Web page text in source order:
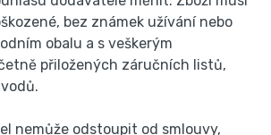
bez známek užívání nebo
obalu a s veškerým
přiložených záručních listů,
nemůže odstoupit od smlouvy,